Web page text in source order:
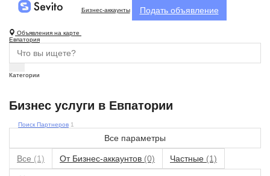
Бизнес-аккаунты Подать объявление
Объявления на карте
Евпатория
Категории
Бизнес услуги в Евпатории
Поиск Партнеров 1
Все параметры
Все (1) От Бизнес-аккаунтов (0) Частные (1)